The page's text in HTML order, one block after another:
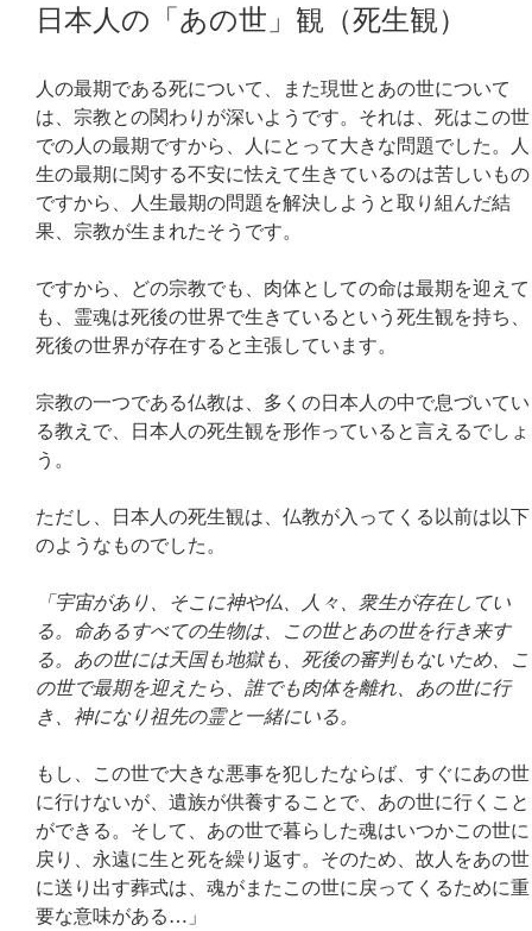
日本人の「あの世」観（死生観）
人の最期である死について、また現世とあの世について
は、宗教との関わりが深いようです。それは、死はこの世
での人の最期ですから、人にとって大きな問題でした。人
生の最期に関する不安に怯えて生きているのは苦しいもの
ですから、人生最期の問題を解決しようと取り組んだ結
果、宗教が生まれたそうです。
ですから、どの宗教でも、肉体としての命は最期を迎えて
も、霊魂は死後の世界で生きているという死生観を持ち、
死後の世界が存在すると主張しています。
宗教の一つである仏教は、多くの日本人の中で息づいてい
る教えで、日本人の死生観を形作っていると言えるでしょ
う。
ただし、日本人の死生観は、仏教が入ってくる以前は以下
のようなものでした。
「宇宙があり、そこに神や仏、人々、衆生が存在してい
る。命あるすべての生物は、この世とあの世を行き来す
る。あの世には天国も地獄も、死後の審判もないため、こ
の世で最期を迎えたら、誰でも肉体を離れ、あの世に行
き、神になり祖先の霊と一緒にいる。
もし、この世で大きな悪事を犯したならば、すぐにあの世
に行けないが、遺族が供養することで、あの世に行くこと
ができる。そして、あの世で暮らした魂はいつかこの世に
戻り、永遠に生と死を繰り返す。そのため、故人をあの世
に送り出す葬式は、魂がまたこの世に戻ってくるために重
要な意味がある…」